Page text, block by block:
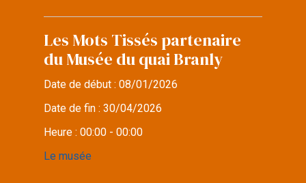
Les Mots Tissés partenaire
du Musée du quai Branly
Date de début :08/01/2026
Date de fin :30/04/2026
Heure :00:00 - 00:00
Le musée